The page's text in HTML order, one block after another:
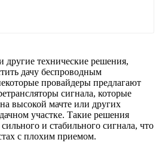
другие технические решения,
дачу беспроводным
провайдеры предлагают
сигнала, которые
высокой мачте или других
участке. Такие решения
и стабильного сигнала, что
с плохим приемом.